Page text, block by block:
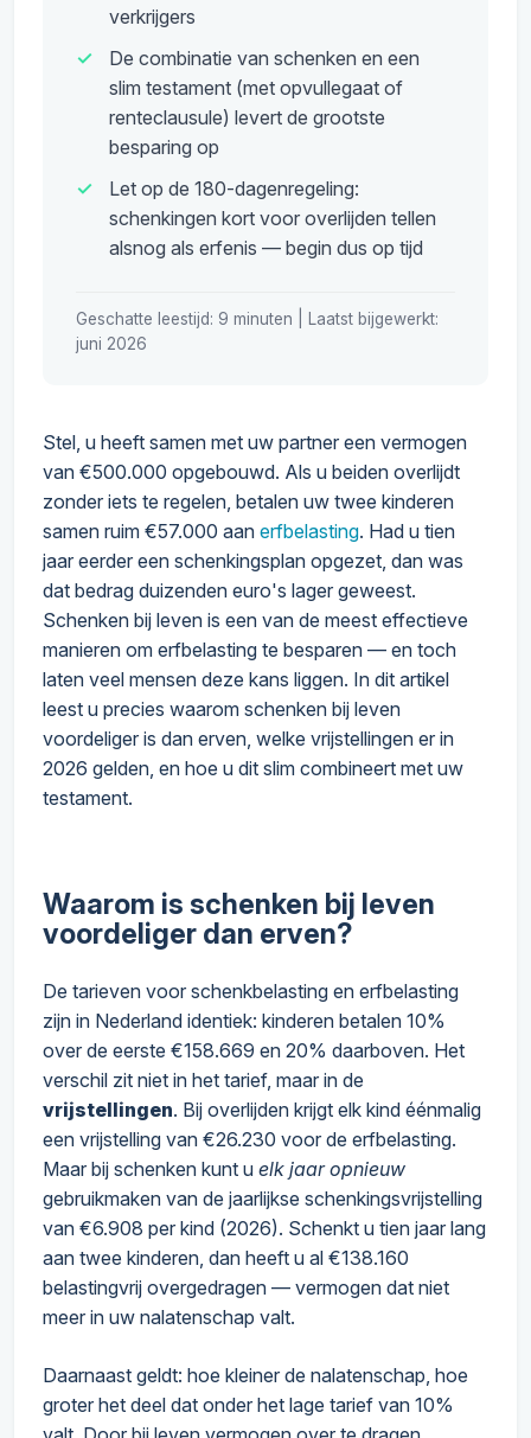
verkrijgers
De combinatie van schenken en een
slim testament (met opvullegaat of
renteclausule) levert de grootste
besparing op
Let op de 180-dagenregeling:
schenkingen kort voor overlijden tellen
alsnog als erfenis — begin dus op tijd
Geschatte leestijd: 9 minuten | Laatst bijgewerkt:
juni 2026
Stel, u heeft samen met uw partner een vermogen
van €500.000 opgebouwd. Als u beiden overlijdt
zonder iets te regelen, betalen uw twee kinderen
samen ruim €57.000 aan erfbelasting. Had u tien
jaar eerder een schenkingsplan opgezet, dan was
dat bedrag duizenden euro's lager geweest.
Schenken bij leven is een van de meest effectieve
manieren om erfbelasting te besparen — en toch
laten veel mensen deze kans liggen. In dit artikel
leest u precies waarom schenken bij leven
voordeliger is dan erven, welke vrijstellingen er in
2026 gelden, en hoe u dit slim combineert met uw
testament.
Waarom is schenken bij leven
voordeliger dan erven?
De tarieven voor schenkbelasting en erfbelasting
zijn in Nederland identiek: kinderen betalen 10%
over de eerste €158.669 en 20% daarboven. Het
verschil zit niet in het tarief, maar in de
vrijstellingen. Bij overlijden krijgt elk kind éénmalig
een vrijstelling van €26.230 voor de erfbelasting.
Maar bij schenken kunt u elk jaar opnieuw
gebruikmaken van de jaarlijkse schenkingsvrijstelling
van €6.908 per kind (2026). Schenkt u tien jaar lang
aan twee kinderen, dan heeft u al €138.160
belastingvrij overgedragen — vermogen dat niet
meer in uw nalatenschap valt.
Daarnaast geldt: hoe kleiner de nalatenschap, hoe
groter het deel dat onder het lage tarief van 10%